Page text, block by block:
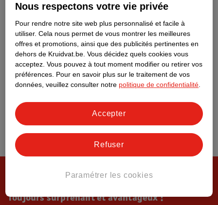
Toujours surprenant et avantageux !
Nous respectons votre vie privée
Pour rendre notre site web plus personnalisé et facile à
utiliser. Cela nous permet de vous montrer les meilleures
offres et promotions, ainsi que des publicités pertinentes en
dehors de Kruidvat.be. Vous décidez quels cookies vous
acceptez. Vous pouvez à tout moment modifier ou retirer vos
préférences. Pour en savoir plus sur le traitement de vos
données, veuillez consulter notre politique de confidentialité
Paramétrer les cookies
Refuser
Accepter